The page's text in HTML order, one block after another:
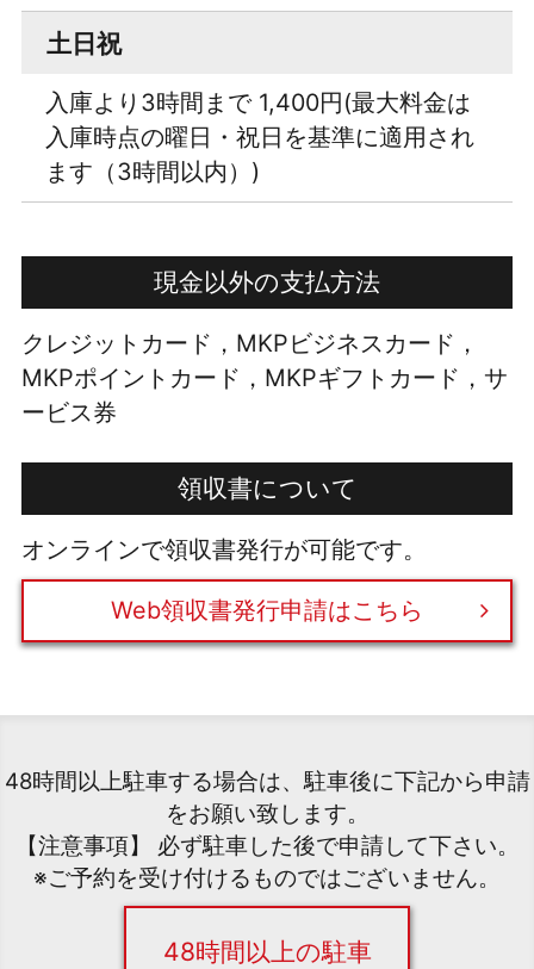
土日祝
入庫より3時間まで 1,400円(最大料金は
入庫時点の曜日・祝日を基準に適用され
ます（3時間以内）)
現金以外の支払方法
クレジットカード，MKPビジネスカード，
MKPポイントカード，MKPギフトカード，サ
ービス券
領収書について
オンラインで領収書発行が可能です。
Web領収書発行申請はこちら
48時間以上駐車する場合は、駐車後に下記から申請
をお願い致します。
【注意事項】 必ず駐車した後で申請して下さい。
※ご予約を受け付けるものではございません。
48時間以上の駐車